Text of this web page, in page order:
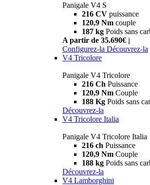
Panigale V4 S
216 CV puissance
120,9 Nm couple
187 kg Poids sans
A partir de 35.690€ i
Configurez-la Découvrez-la
V4 Tricolore
Panigale V4 Tricolore
216 Ch Puissance
120,9 Nm Couple
188 Kg Poids sans
Découvrez-la
V4 Tricolore Italia
Panigale V4 Tricolore Italia
216 ch Puissance
120,9 Nm Couple
188 kg Poids sans
Découvrez-la
V4 Lamborghini